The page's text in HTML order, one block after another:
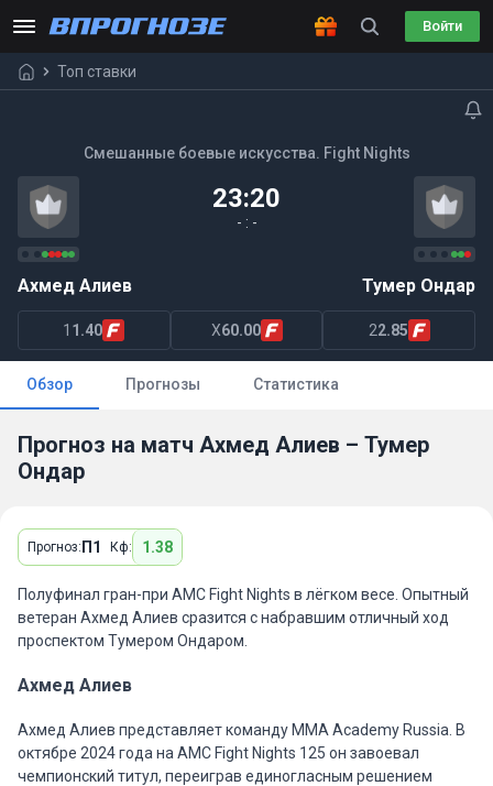
Войти
Топ ставки
Смешанные боевые искусства. Fight Nights
23:20
- : -
Ахмед Алиев Тумер Ондар
1 1.40 X60.00 22.85
Обзор Прогнозы Статистика
Прогноз на матч Ахмед Алиев – Тумер
Ондар
Прогноз: П1 Кф: 1.38
Полуфинал гран-при AMC Fight Nights в лёгком весе. Опытный
ветеран Ахмед Алиев сразится с набравшим отличный ход
проспектом Тумером Ондаром.
Ахмед Алиев
Ахмед Алиев представляет команду MMA Academy Russia. В
октябре 2024 года на AMC Fight Nights 125 он завоевал
чемпионский титул, переиграв единогласным решением